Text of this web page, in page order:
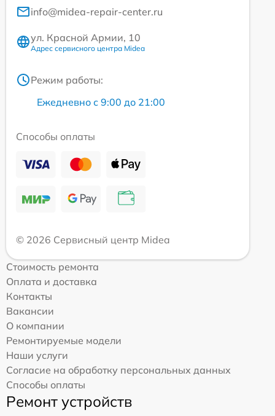
info@midea-repair-center.ru
ул. Красной Армии, 10
Адрес сервисного центра Midea
Режим работы:
Ежедневно с 9:00 до 21:00
Способы оплаты
© 2026 Сервисный центр Midea
Стоимость ремонта
Оплата и доставка
Контакты
Вакансии
О компании
Ремонтируемые модели
Наши услуги
Согласие на обработку персональных данных
Способы оплаты
Ремонт устройств